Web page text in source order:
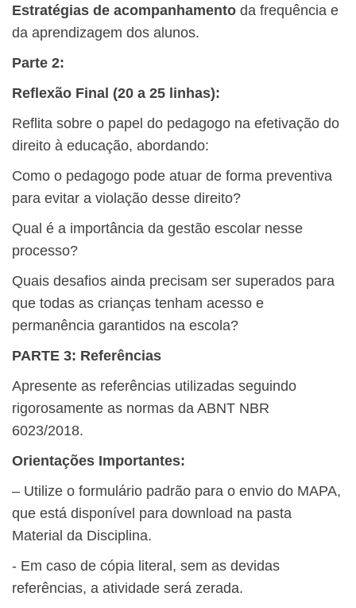
Estratégias de acompanhamento da frequência e
da aprendizagem dos alunos.
Parte 2:
Reflexão Final (20 a 25 linhas):
Reflita sobre o papel do pedagogo na efetivação do
direito à educação, abordando:
Como o pedagogo pode atuar de forma preventiva
para evitar a violação desse direito?
Qual é a importância da gestão escolar nesse
processo?
Quais desafios ainda precisam ser superados para
que todas as crianças tenham acesso e
permanência garantidos na escola?
PARTE 3: Referências
Apresente as referências utilizadas seguindo
rigorosamente as normas da ABNT NBR
6023/2018.
Orientações Importantes:
– ​Utilize o formulário padrão para o envio do MAPA,
que está disponível para download na pasta
Material da Disciplina.
​- Em caso de cópia literal, sem as devidas
referências, a atividade será zerada.